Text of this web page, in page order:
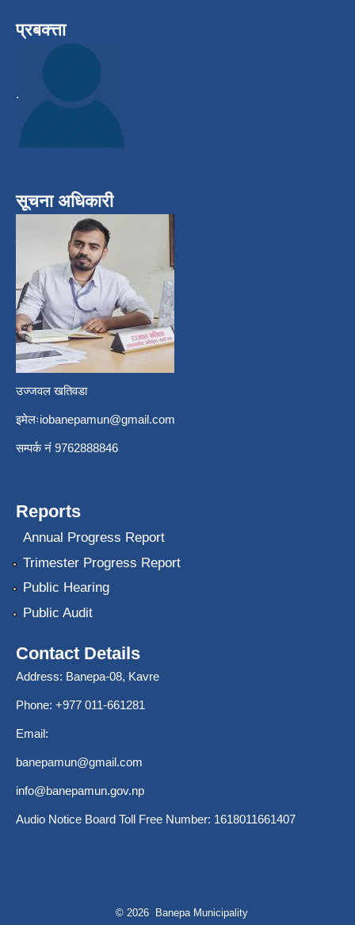
प्रबक्त्ता
.
सूचना अधिकारी
उज्जवल खतिवडा
इमेलःiobanepamun@gmail.com
सम्पर्क नंं 9762888846
Reports
Annual Progress Report
Trimester Progress Report
Public Hearing
Public Audit
Contact Details
Address: Banepa-08, Kavre
Phone: +977 011-661281
Email:
banepamun@gmail.com
info@banepamun.gov.np
Audio Notice Board Toll Free Number: 1618011661407
© 2026 Banepa Municipality